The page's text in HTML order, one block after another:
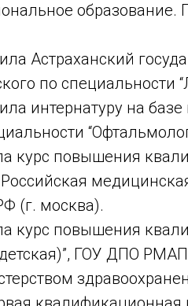
образование.
Астраханский
по специальности
интернатуру на
курс повышения
Российская
(г. москва).
курс повышения
ГОУ ДПО